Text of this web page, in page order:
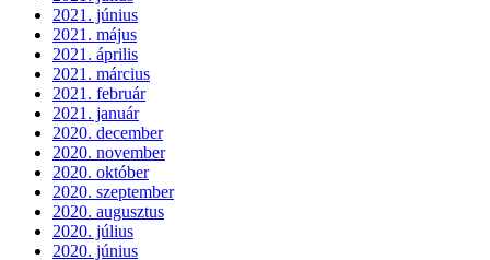
2021. június
2021. május
2021. április
2021. március
2021. február
2021. január
2020. december
2020. november
2020. október
2020. szeptember
2020. augusztus
2020. július
2020. június